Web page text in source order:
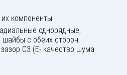
компоненты
однорядные,
с обеих сторон,
C3 (E- качество шума